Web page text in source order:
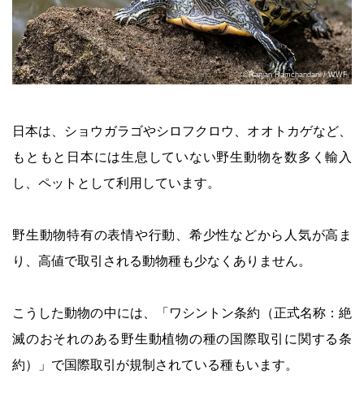
©Ranjan Ramchandani / WWF
日本は、ショウガラゴやシロフクロウ、オオトカゲなど、
もともと日本には生息していない野生動物を数多く輸入
し、ペットとして利用しています。
野生動物特有の表情や行動、希少性などから人気が高ま
り、高値で取引される動物種も少なくありません。
こうした動物の中には、「ワシントン条約（正式名称：絶
滅のおそれのある野生動植物の種の国際取引に関する条
約）」で国際取引が規制されている種もいます。